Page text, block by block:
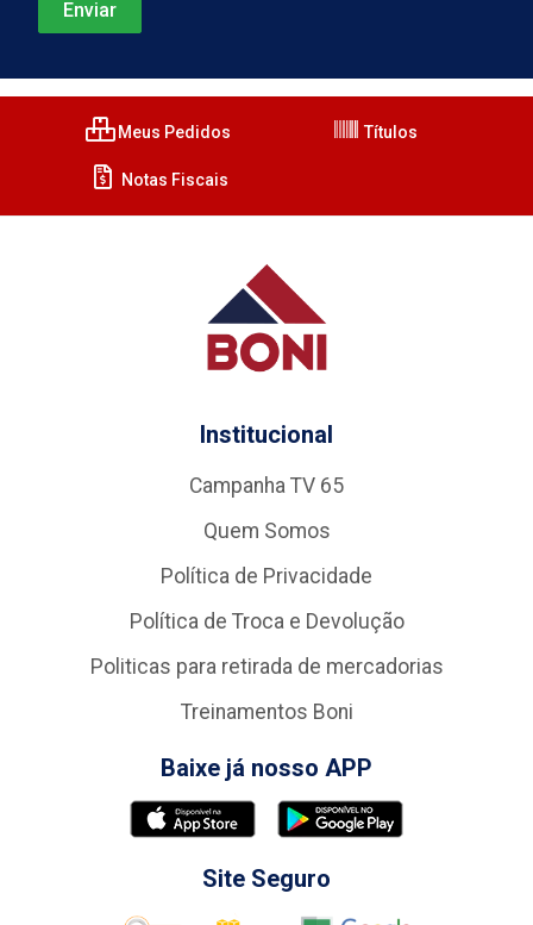
Meus Pedidos Títulos
Notas Fiscais
Institucional
Campanha TV 65
Quem Somos
Política de Privacidade
Política de Troca e Devolução
Politicas para retirada de mercadorias
Treinamentos Boni
Baixe já nosso APP
Site Seguro